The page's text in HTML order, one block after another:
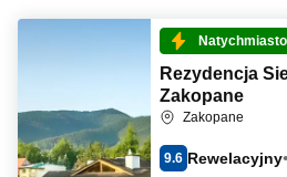
Rezydencja
Zakopane
Zakopane
9.6 Rewelacyjny